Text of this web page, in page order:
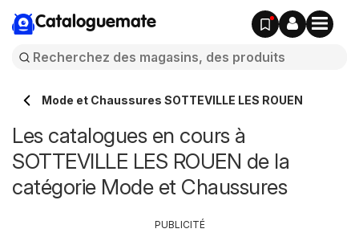
Cataloguemate
Mode et Chaussures SOTTEVILLE LES ROUEN
Les catalogues en cours à
SOTTEVILLE LES ROUEN de la
catégorie Mode et Chaussures
PUBLICITÉ